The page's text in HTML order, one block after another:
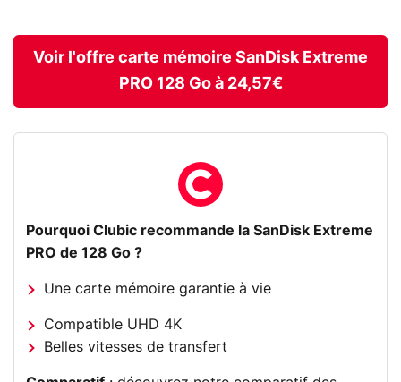
Voir l'offre carte mémoire SanDisk Extreme
PRO 128 Go à 24,57€
Pourquoi Clubic recommande la SanDisk Extreme
PRO de 128 Go ?
Une carte mémoire garantie à vie
Compatible UHD 4K
Belles vitesses de transfert